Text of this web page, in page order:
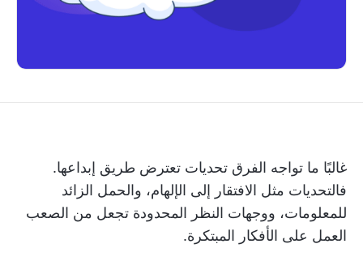
غالبًا ما تواجه الفرق تحديات تعترض طريق إبداعها.
فالتحديات مثل الافتقار إلى الإلهام، والحمل الزائد
للمعلومات، ووجهات النظر المحدودة تجعل من الصعب
العمل على الأفكار المبتكرة.